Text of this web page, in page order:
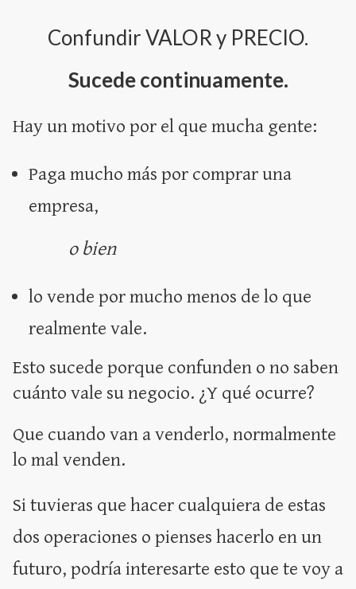
Confundir VALOR y PRECIO.
Sucede continuamente.
Hay un motivo por el que mucha gente:
Paga mucho más por comprar una
empresa,
o bien
lo vende por mucho menos de lo que
realmente vale.
Esto sucede porque confunden o no saben
cuánto vale su negocio. ¿Y qué ocurre?
Que cuando van a venderlo, normalmente
lo mal venden.
Si tuvieras que hacer cualquiera de estas
dos operaciones o pienses hacerlo en un
futuro, podría interesarte esto que te voy a